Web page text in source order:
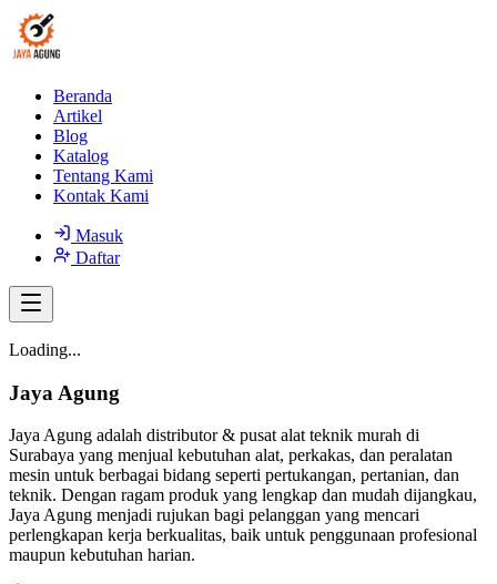
Beranda
Artikel
Blog
Katalog
Tentang Kami
Kontak Kami
Masuk
Daftar
Loading...
Jaya Agung
Jaya Agung adalah distributor & pusat alat teknik murah di
Surabaya yang menjual kebutuhan alat, perkakas, dan peralatan
mesin untuk berbagai bidang seperti pertukangan, pertanian, dan
teknik. Dengan ragam produk yang lengkap dan mudah dijangkau,
Jaya Agung menjadi rujukan bagi pelanggan yang mencari
perlengkapan kerja berkualitas, baik untuk penggunaan profesional
maupun kebutuhan harian.